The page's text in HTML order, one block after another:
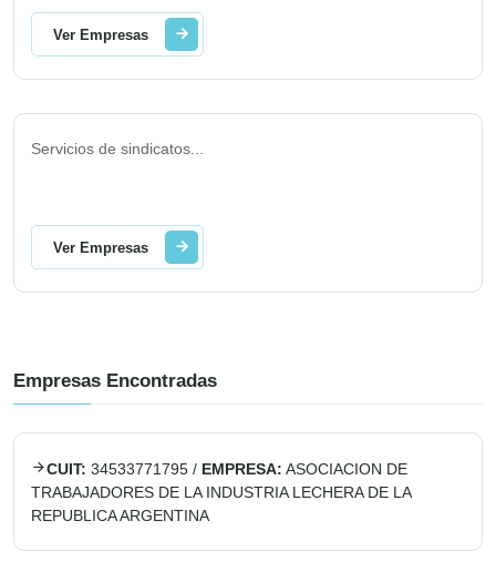
Ver Empresas
Servicios de sindicatos
Ver Empresas
Empresas Encontradas
CUIT: 34533771795 / EMPRESA: ASOCIACION DE
TRABAJADORES DE LA INDUSTRIA LECHERA DE LA
REPUBLICA ARGENTINA